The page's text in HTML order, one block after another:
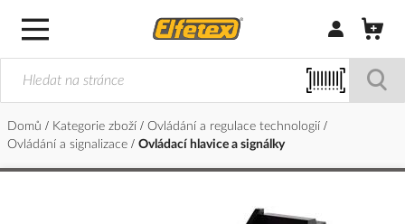
Přihlásit/
Domů Kategorie zboží
Ovládání a regulace technologií
Ovládání a signalizace
Ovládací hlavice a signálky